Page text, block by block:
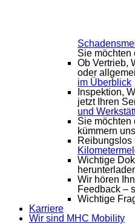
Sie möchten
Ob Vertrieb,
oder
im Überblick
Inspektion,
jetzt Ihren
und
Sie möchten
kümmern
Reibungslos
Wichtige
Wir hören
Feedback –
Wichtige
Karriere
Wir sind MHC Mobility